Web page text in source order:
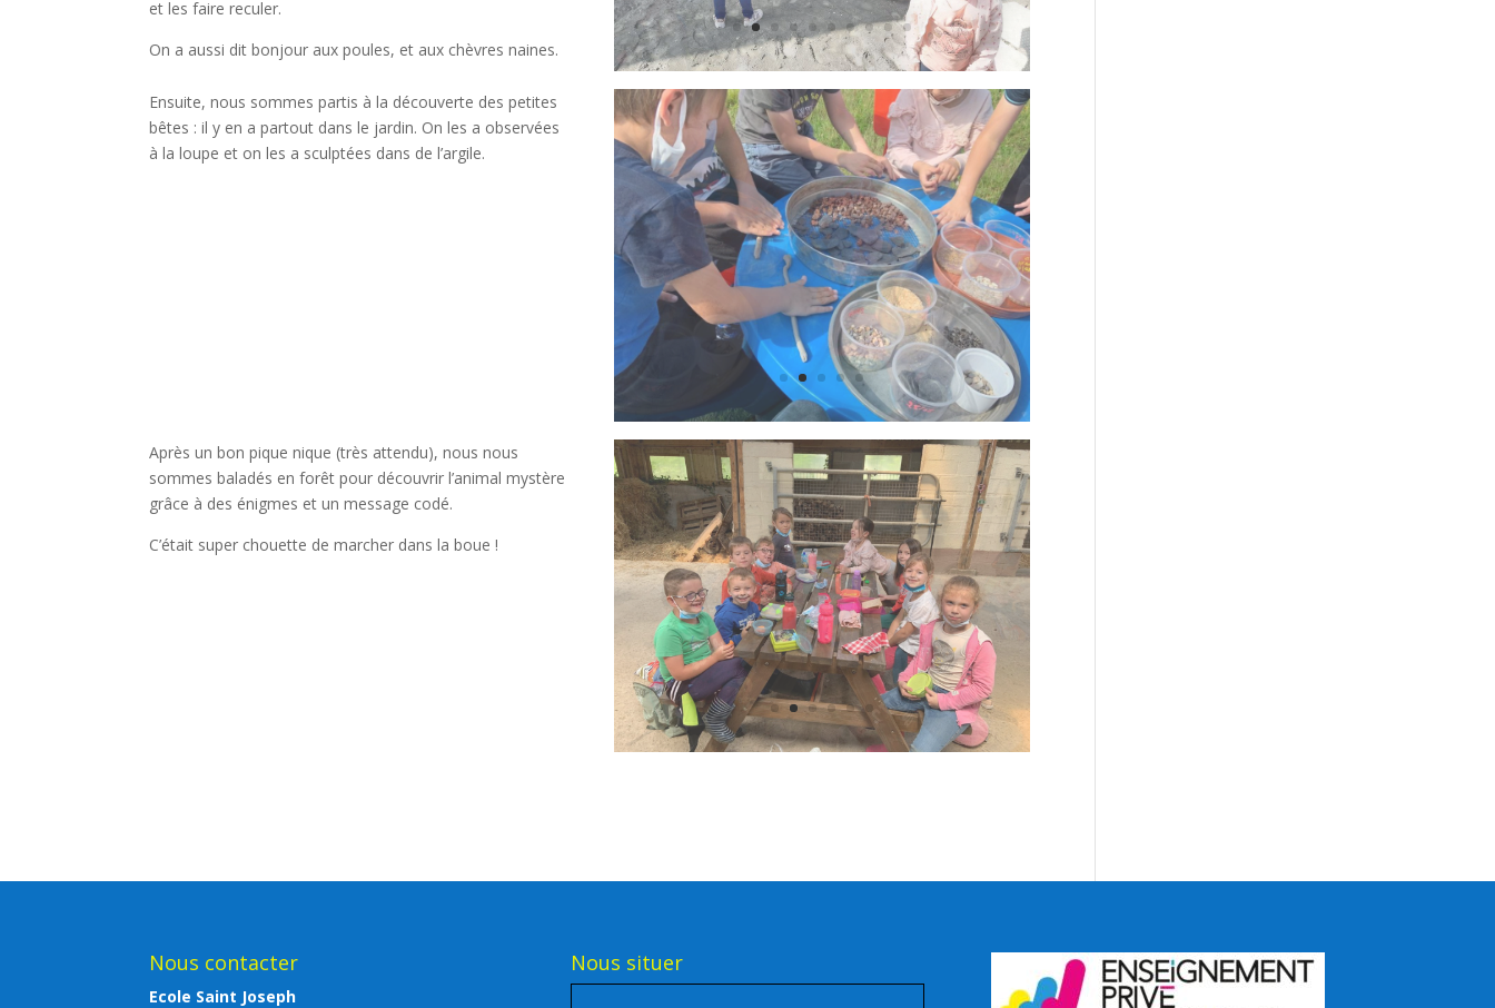
et les faire reculer.
On a aussi dit bonjour aux poules, et aux chèvres naines.
Ensuite, nous sommes partis à la découverte des petites
bêtes : il y en a partout dans le jardin. On les a observées
à la loupe et on les a sculptées dans de l’argile.
Après un bon pique nique (très attendu), nous nous
sommes baladés en forêt pour découvrir l’animal mystère
grâce à des énigmes et un message codé.
C’était super chouette de marcher dans la boue !
Nous contacter
Ecole Saint Joseph
Nous situer